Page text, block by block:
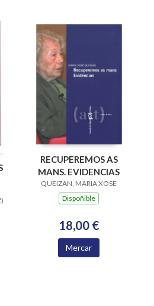
RECUPEREMOS AS
MANS. EVIDENCIAS
QUEIZAN, MARIA XOSE
Dispoñible
18,00 €
Mercar